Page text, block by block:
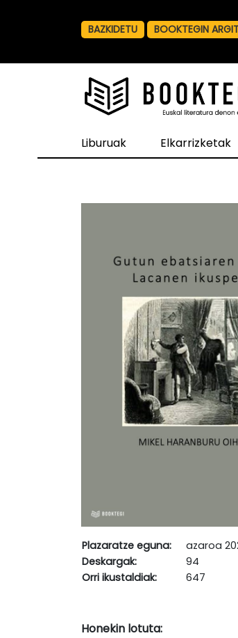
BAZKIDETU BOOKTEGIN
Liburuak Elkarrizketak
Plazaratze eguna:
azaroa
Deskargak:
94
Orri ikustaldiak:
647
Honekin lotuta: